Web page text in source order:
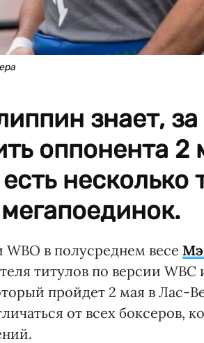
знает, за
оппонента 2
несколько
в полусреднем весе
титулов по версии
пройдет 2 мая в Лас-
от всех боксеров,